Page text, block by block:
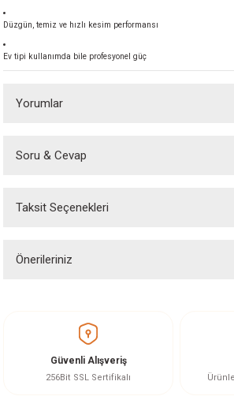
Düzgün, temiz ve hızlı kesim performansı
Ev tipi kullanımda bile profesyonel güç
Yorumlar
Soru & Cevap
Ürün hakkında henüz soru
Taksit Seçenekleri
Önerileriniz
Görüş ve önerileriniz için teşekkür ederiz.
Ürün resmi kalitesiz, bozuk veya
Güvenli Alışveriş
256Bit SSL Sertifikalı